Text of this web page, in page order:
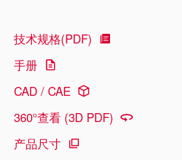
技术规格(PDF)
手册
CAD / CAE
360°查看 (3D PDF)
产品尺寸